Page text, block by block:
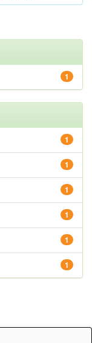
1
1
1
1
1
1
1